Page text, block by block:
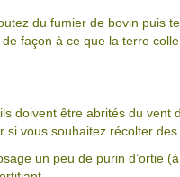
du fumier de bovin puis
façon à ce que la terre
doivent être abrités du vent
vous souhaitez récolter des
un peu de purin d’ortie